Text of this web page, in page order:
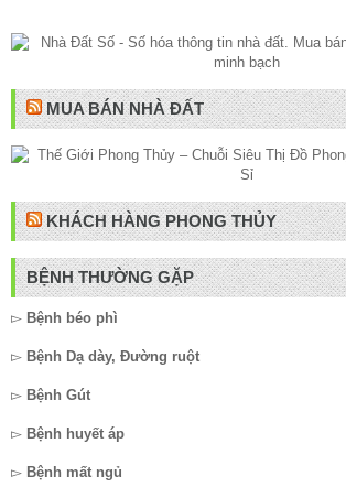
MUA BÁN NHÀ ĐẤT
KHÁCH HÀNG PHONG THỦY
BỆNH THƯỜNG GẶP
▻ Bệnh béo phì
▻ Bệnh Dạ dày, Đường ruột
▻ Bệnh Gút
▻ Bệnh huyết áp
▻ Bệnh mất ngủ